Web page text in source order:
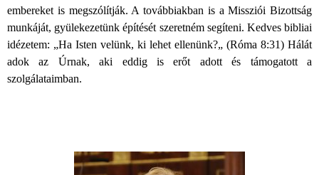
embereket is megszólítják. A továbbiakban is a Missziói Bizottság
munkáját, gyülekezetünk építését szeretném segíteni. Kedves bibliai
idézetem: „Ha Isten velünk, ki lehet ellenünk?„ (Róma 8:31) Hálát
adok az Úrnak, aki eddig is erőt adott és támogatott a
szolgálataimban.